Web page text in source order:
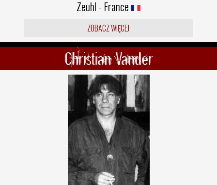
Zeuhl - France
ZOBACZ WIĘCEJ
Christian Vander